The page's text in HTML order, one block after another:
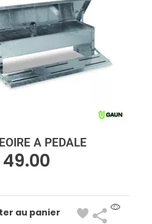
A PEDALE
49.00
au panier